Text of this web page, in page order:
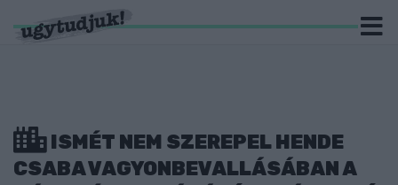
ISMÉT NEM SZEREPEL HENDE
CSABA VAGYONBEVALLÁSÁBAN A